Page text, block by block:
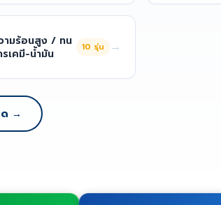
ามร้อนสูง / ทน
รเคมี-น้ำมัน
10 รุ่น →
→